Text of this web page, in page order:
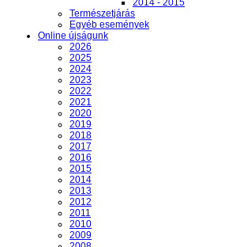
2014 - 2015
Természetjárás
Egyéb események
Online újságunk
2026
2025
2024
2023
2022
2021
2020
2019
2018
2017
2016
2015
2014
2013
2012
2011
2010
2009